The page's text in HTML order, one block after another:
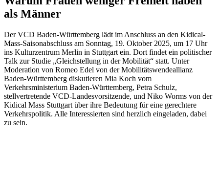
als Männer
Der VCD Baden-Württemberg lädt im Anschluss an den Kidical-
Mass-Saisonabschluss am Sonntag, 19. Oktober 2025, um 17 Uhr
ins Kulturzentrum Merlin in Stuttgart ein. Dort findet ein politischer
Talk zur Studie „Gleichstellung in der Mobilität“ statt. Unter
Moderation von Romeo Edel von der Mobilitätswendeallianz
Baden-Württemberg diskutieren Mia Koch vom
Verkehrsministerium Baden-Württemberg, Petra Schulz,
stellvertretende VCD-Landesvorsitzende, und Niko Worms von der
Kidical Mass Stuttgart über ihre Bedeutung für eine gerechtere
Verkehrspolitik. Alle Interessierten sind herzlich eingeladen, dabei
zu sein.